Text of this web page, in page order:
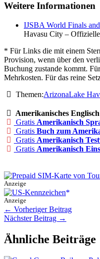
Weitere Informationen
IJSBA World Finals
Havasu City –
* Für Links die mit einem
Provision, wenn über den
Buchung zustande kommt.
Mehrkosten. Für das reine
Themen:ArizonaLake
Amerikanisches
Gratis Amerikanisch
Gratis Buch zum
Gratis Amerikanisch
Gratis Amerikanisch
Anzeige
Anzeige
← Vorheriger Beitrag
Nächster Beitrag →
Ähnliche Beiträge